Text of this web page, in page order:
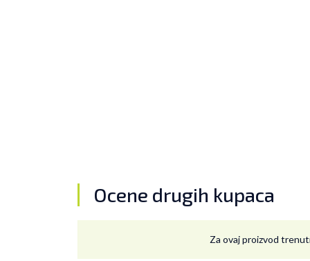
Ocene drugih kupaca
Za ovaj proizvod